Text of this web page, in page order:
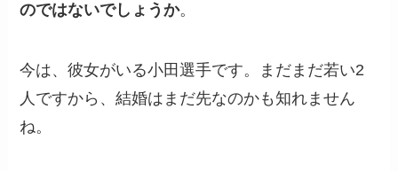
のではないでしょうか。
今は、彼女がいる小田選手です。まだまだ若い2
人ですから、結婚はまだ先なのかも知れません
ね。